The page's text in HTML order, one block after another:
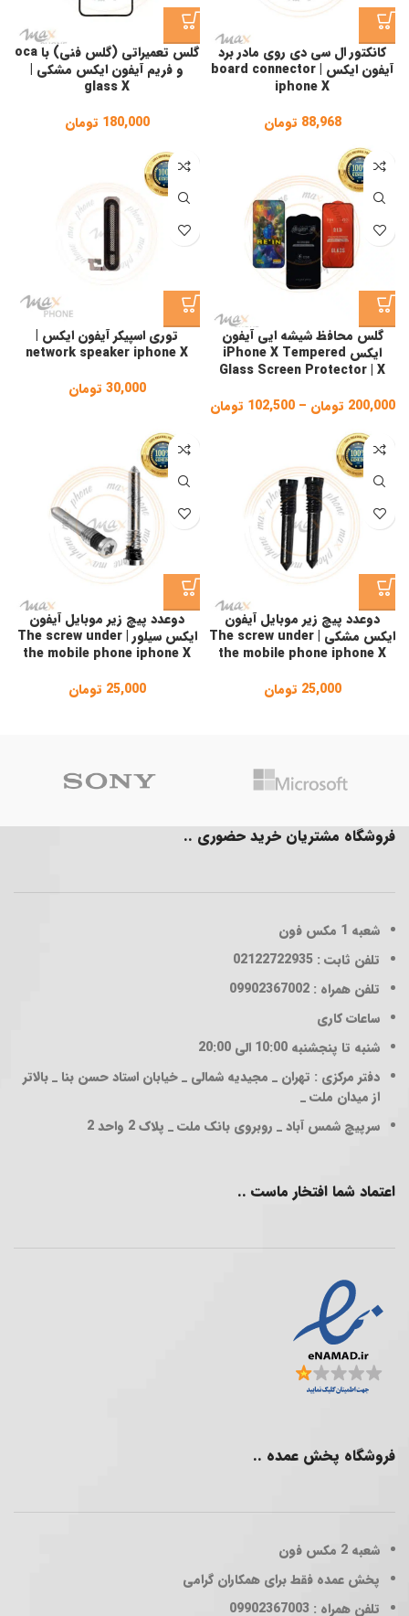
کانکتور ال سی دی روی مادر برد
آیفون ایکس | board connector
iphone X
88,968 تومان
گلس تعمیراتی (گلس فنی) با oca
و فریم آیفون ایکس مشکی |
glass X
180,000 تومان
گلس محافظ شیشه ایی آیفون
ایکس iPhone X Tempered
Glass Screen Protector | X
200,000 تومان –
102,500 تومان
102,500 تومان
through
200,000 تومان
توری اسپیکر آیفون ایکس |
network speaker iphone X
30,000 تومان
دوعدد پیچ زیر موبایل آیفون
ایکس مشکی | The screw under
the mobile phone iphone X
25,000 تومان
دوعدد پیچ زیر موبایل آیفون
ایکس سیلور | The screw under
the mobile phone iphone X
25,000 تومان
فروشگاه مشتریان خرید حضوری ..
شعبه 1
مکس فون
تلفن ثابت : 02122722935
تلفن همراه : 09902367002
ساعات کاری
شنبه تا پنجشنبه 10:00 الی 20:00
دفتر مرکزی : تهران _ مجیدیه شمالی _ خیابان استاد حسن بنا _ بالاتر
از میدان ملت _
سرپیچ شمس آباد _ روبروی بانک ملت _ پلاک 2 واحد 2
اعتماد شما افتخار ماست ..
فروشگاه پخش عمده ..
شعبه 2
مکس فون
پخش عمده فقط برای همکاران گرامی
تلفن همراه : 09902367003